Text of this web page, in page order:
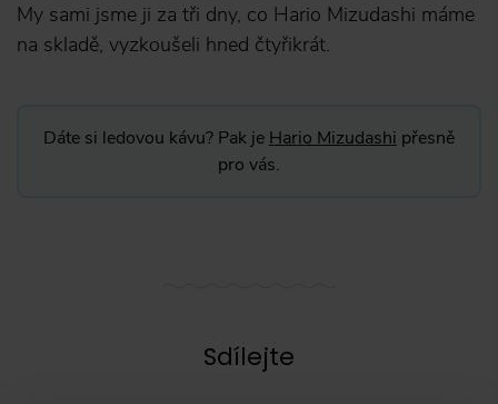
My sami jsme ji za tři dny, co Hario Mizudashi máme
na skladě, vyzkoušeli hned čtyřikrát.
Dáte si ledovou kávu? Pak je Hario Mizudashi přesně
pro vás.
Sdílejte